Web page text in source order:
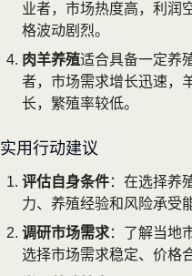
业者，市场热度高，利润
格波动剧烈。
肉羊养殖适合具备一定养
者，市场需求增长迅速，
长，繁殖率较低。
实用行动建议
评估自身条件：在选择养
力、养殖经验和风险承受
调研市场需求：了解当地
选择市场需求稳定、价格